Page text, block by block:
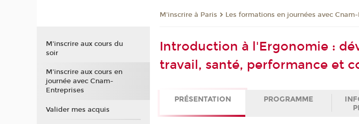
M'inscrire à Paris Les formations en journées avec
Introduction à l'Ergonomie :
travail, santé, performance et
PRÉSENTATION PROGRAMME
M'inscrire aux cours du
soir
M'inscrire aux cours en
journée avec Cnam-
Entreprises
Valider mes acquis